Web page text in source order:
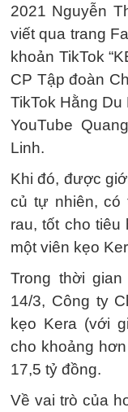
2021 Nguyễn
viết qua trang
khoản TikTok
CP Tập đoàn
TikTok Hằng
YouTube
Linh.
Khi đó, được
củ tự nhiên, có
rau, tốt cho tiêu
một viên kẹo
Trong thời
14/3, Công ty
kẹo Kera (với
cho khoảng
17,5 tỷ đồng.
Về vai trò của